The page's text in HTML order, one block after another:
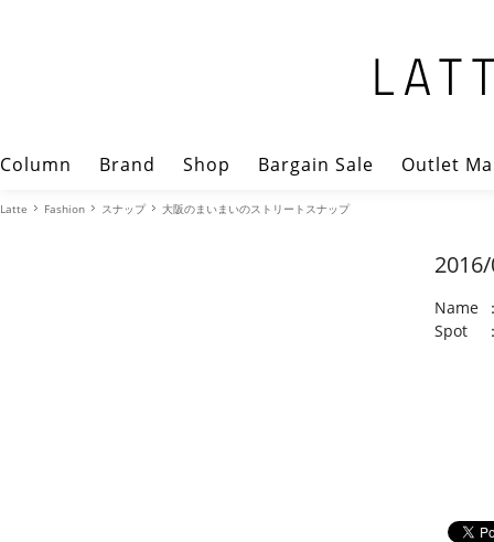
Column Brand Shop Bargain Sale Outlet
Latte Fashion スナップ 大阪のまいまいのストリートスナップ
Name
Spot